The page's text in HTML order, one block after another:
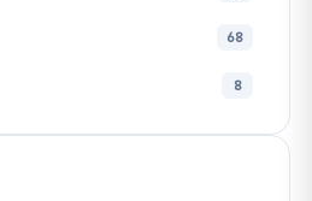
68
8